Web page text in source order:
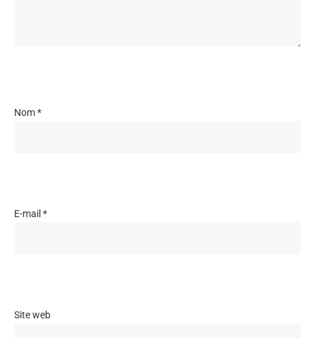
Nom*
E-mail *
Site web